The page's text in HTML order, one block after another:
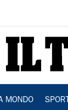
MONDO SPORT